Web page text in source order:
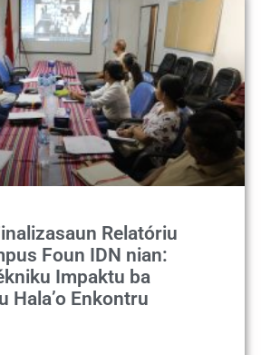
Relatóriu
Foun IDN nian:
Impaktu ba
Hala’o Enkontru